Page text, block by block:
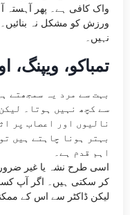
ورزش کو مشکل نہ
نہیں۔
تمباکو،
بہت سے مرد یہ سمجھتے
سے کچھ نہیں ہوتا۔
نالیوں اور اعصاب پر
بہتر ہونا چاہتے ہیں
اہم قدم ہے۔
اسی طرح نشہ یا غیر
کر سکتی ہیں۔ اگر آپ
لیکن ڈاکٹر سے اس کے